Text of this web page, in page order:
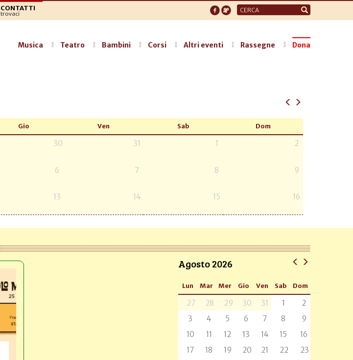
CONTATTI
trovaci
Form
di
Musica Teatro Bambini Corsi Altri eventi Rassegne Dona
Gio Ven Sab Dom
30 31 1 2
6 7 8 9
13 14 15 16
Agosto 2026
Lun Mar Mer Gio Ven Sab Dom
27 28 29 30 31 1
2
3
4 5 6 7 8
9
10
11 12 13 14 15
16
17
18 19 20 21 22
23